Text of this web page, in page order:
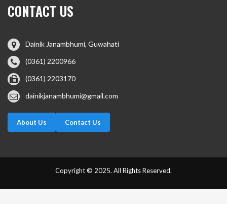
CONTACT US
Dainik Janambhumi, Guwahati
(0361) 2200966
(0361) 2203170
dainikjanambhumi@gmail.com
About Us Contact Us
Copyright © 2025. All Rights Reserved.